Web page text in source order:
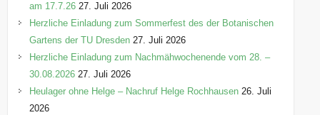
am 17.7.26 27. Juli 2026
Herzliche Einladung zum Sommerfest des der Botanischen
Gartens der TU Dresden 27. Juli 2026
Herzliche Einladung zum Nachmähwochenende vom 28. –
30.08.2026 27. Juli 2026
Heulager ohne Helge – Nachruf Helge Rochhausen 26. Juli
2026